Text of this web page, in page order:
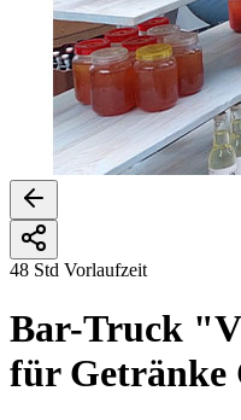
48 Std Vorlaufzeit
Bar-Truck
für Getränke